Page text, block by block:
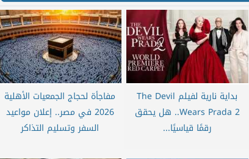
بداية نارية لفيلم The Devil
Wears Prada 2.. هل يحقق
رقمًا قياسيًا...
مفاجأة لحجاج الجمعيات الأهلية
2026 في مصر.. إعلان مواعيد
السفر وتسليم التذاكر